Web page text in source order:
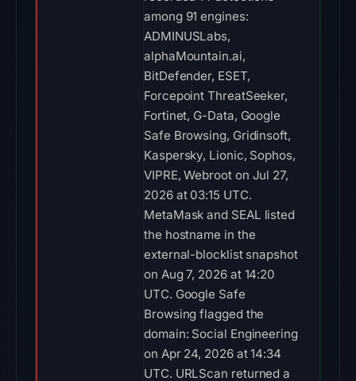
among 91 engines:
ADMINUSLabs,
alphaMountain.ai,
BitDefender, ESET,
Forcepoint ThreatSeeker,
Fortinet, G-Data, Google
Safe Browsing, Gridinsoft,
Kaspersky, Lionic, Sophos,
VIPRE, Webroot on Jul 27,
2026 at 03:15 UTC.
MetaMask and SEAL listed
the hostname in the
external-blocklist snapshot
on Aug 7, 2026 at 14:20
UTC. Google Safe
Browsing flagged the
domain: Social Engineering
on Apr 24, 2026 at 14:34
UTC. URLScan returned a